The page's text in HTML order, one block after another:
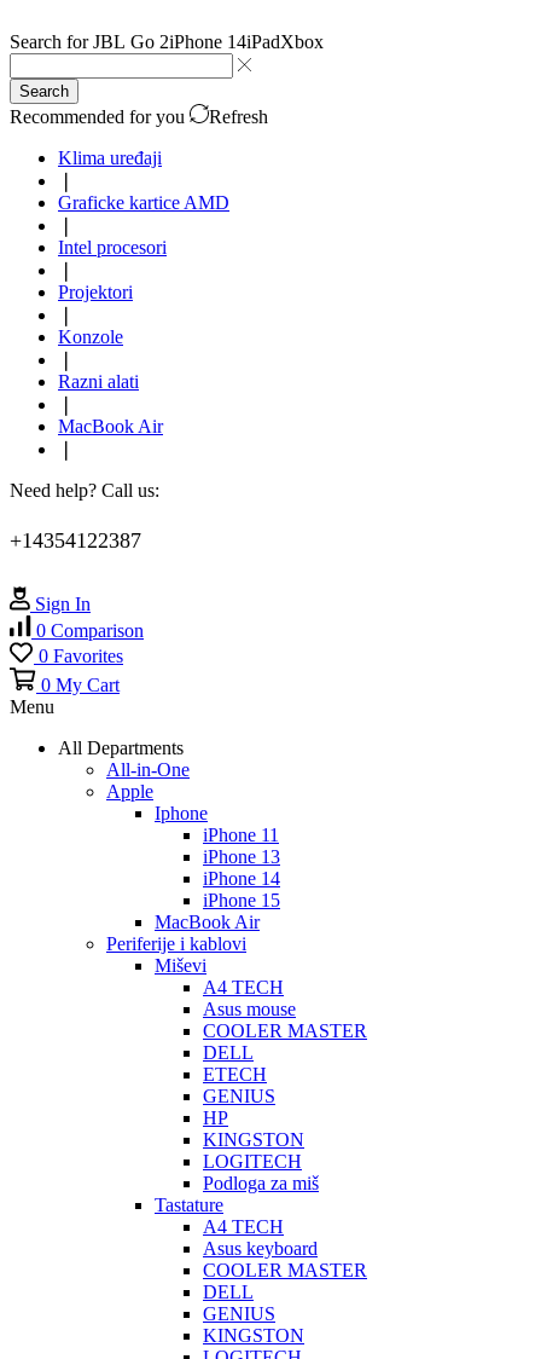
Search forJBL Go 2iPhone 14iPadXbox
Search
Recommended for you
Refresh
Klima uređaji
Graficke kartice AMD
Intel procesori
Projektori
Konzole
Razni alati
MacBook Air
Need help? Call us:
+14354122387
Sign In
0 Comparison
0 Favorites
0 My Cart
Menu
All Departments
All-in-One
Apple
Iphone
iPhone 11
iPhone 13
iPhone 14
iPhone 15
MacBook Air
Periferije i kablovi
Miševi
A4 TECH
Asus mouse
COOLER MASTER
DELL
ETECH
GENIUS
HP
KINGSTON
LOGITECH
Podloga za miš
Tastature
A4 TECH
Asus keyboard
COOLER MASTER
DELL
GENIUS
KINGSTON